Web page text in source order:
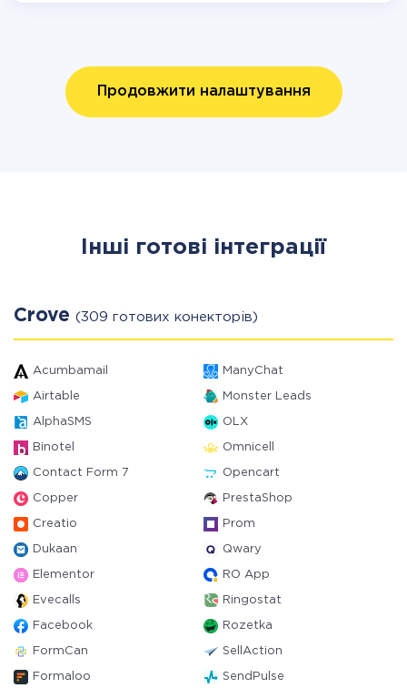
Продовжити налаштування
Інші готові інтеграції
Crove (309 готових конекторів)
Acumbamail ManyChat
Airtable Monster Leads
AlphaSMS OLX
Binotel Omnicell
Contact Form 7 Opencart
Copper PrestaShop
Creatio Prom
Dukaan Qwary
Elementor RO App
Evecalls Ringostat
Facebook Rozetka
FormCan SellAction
Formaloo SendPulse